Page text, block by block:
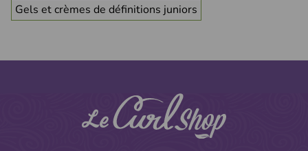
Gels et crèmes de définitions juniors